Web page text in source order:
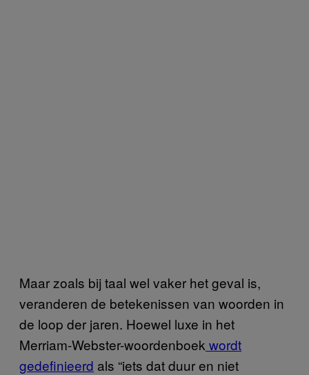
Maar zoals bij taal wel vaker het geval is,
veranderen de betekenissen van woorden in
de loop der jaren. Hoewel luxe in het
Merriam-Webster-woordenboek wordt
gedefinieerd als “iets dat duur en niet